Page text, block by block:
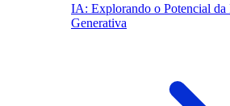
IA: Explorando o Potencial
Generativa